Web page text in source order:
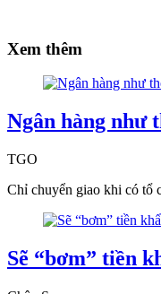
Xem thêm
Ngân hàng như
TGO
Chỉ chuyển giao khi có tổ
Sẽ “bơm” tiền